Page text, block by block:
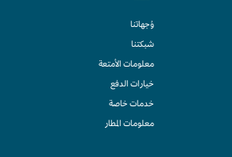
وُجهاتنا
شبكتنا
معلومات الأمتعة
خيارات الدفع
خدمات خاصة
معلومات المطار